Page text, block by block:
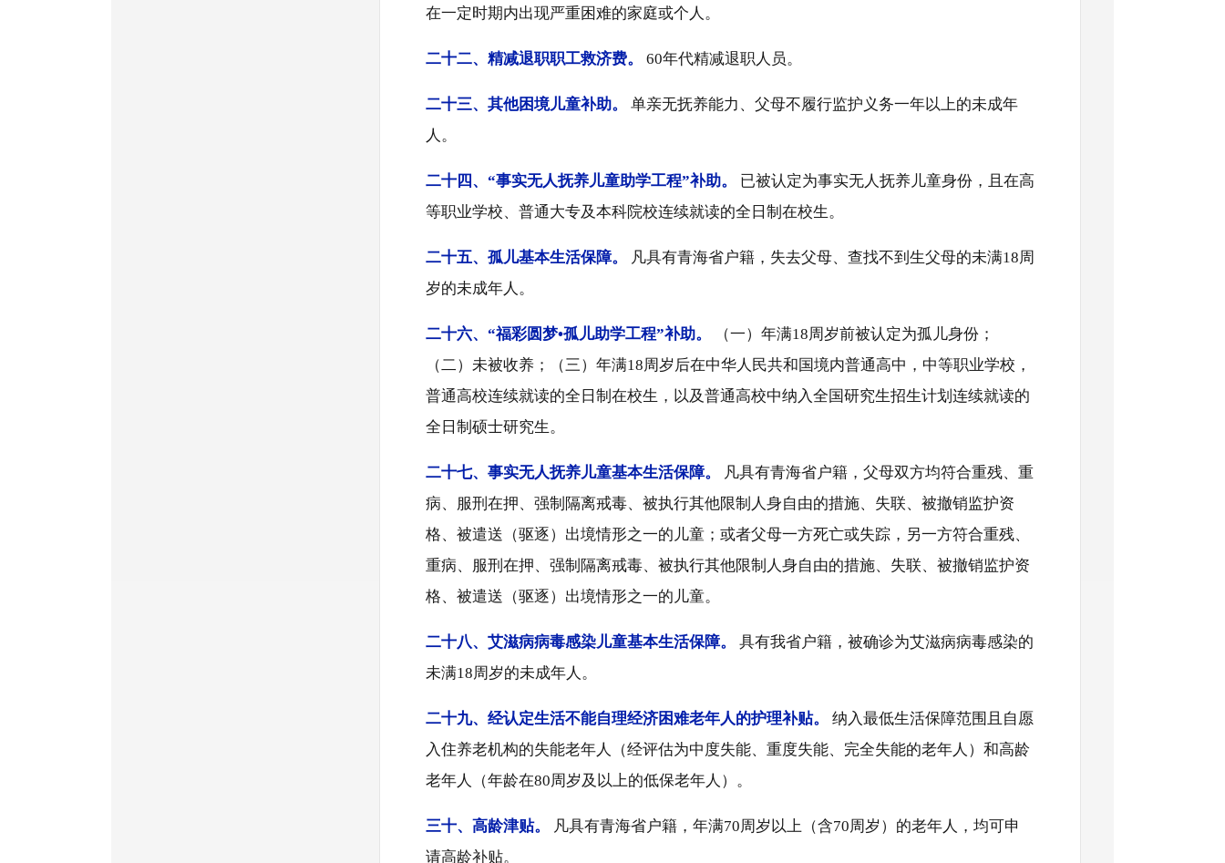
在一定时期内出现严重困难的家庭或个人。
二十二、 精减退职职工救济费。 60年代精减退职人员。
二十三、 其他困境儿童补助。 单亲无抚养能力、父母不履行监护义务一年以上的未成年
人。
二十四、 “事实无人抚养儿童助学工程”补助。
已被认定为事实无人抚养儿童身份，且在高
等职业学校、普通大专及本科院校连续就读的全日制在校生。
二十五、 孤儿基本生活保障。
凡具有青海省户籍，失去父母、查找不到生父母的未满18周
岁的未成年人。
二十六、 “福彩圆梦•孤儿助学工程”补助。
（一）年满18周岁前被认定为孤儿身份；
（二）未被收养；（三）年满18周岁后在中华人民共和国境内普通高中，中等职业学校，
普通高校连续就读的全日制在校生，以及普通高校中纳入全国研究生招生计划连续就读的
全日制硕士研究生。
二十七、 事实无人抚养儿童基本生活保障。
凡具有青海省户籍，父母双方均符合重残、重
病、服刑在押、强制隔离戒毒、被执行其他限制人身自由的措施、失联、被撤销监护资
格、被遣送（驱逐）出境情形之一的儿童；或者父母一方死亡或失踪，另一方符合重残、
重病、服刑在押、强制隔离戒毒、被执行其他限制人身自由的措施、失联、被撤销监护资
格、被遣送（驱逐）出境情形之一的儿童。
二十八、 艾滋病病毒感染儿童基本生活保障。 具有我省户籍，被确诊为艾滋病病毒感染的
未满18周岁的未成年人。
二十九、 经认定生活不能自理经济困难老年人的护理补贴。 纳入最低生活保障范围且自愿
入住养老机构的失能老年人（经评估为中度失能、重度失能、完全失能的老年人）和高龄
老年人（年龄在80周岁及以上的低保老年人）。
三十、 高龄津贴。
凡具有青海省户籍，年满70周岁以上（含70周岁）的老年人，均可申
请高龄补贴。